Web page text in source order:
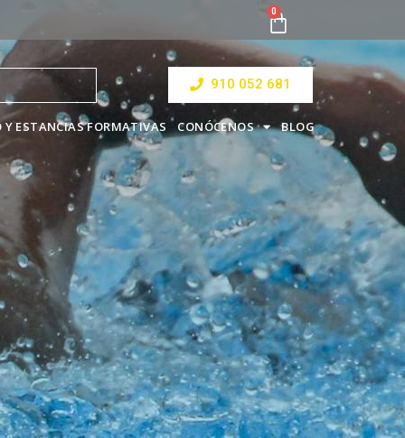
910 052 681
Y ESTANCIAS FORMATIVAS CONÓCENOS BLOG